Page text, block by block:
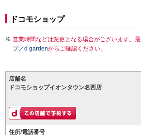
ドコモショップ
営業時間などは変更となる場合がございます。
プ／d gardenからご確認ください。
店舗名
ドコモショップイオンタウン名西店
住所/電話番号